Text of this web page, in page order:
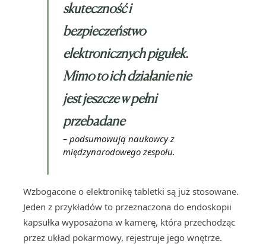
skuteczność i
bezpieczeństwo
elektronicznych pigułek.
Mimo to ich działanie nie
jest jeszcze w pełni
przebadane
– podsumowują naukowcy z
międzynarodowego zespołu.
Wzbogacone o elektronikę tabletki są już stosowane.
Jeden z przykładów to przeznaczona do endoskopii
kapsułka wyposażona w kamerę, która przechodząc
przez układ pokarmowy, rejestruje jego wnętrze.